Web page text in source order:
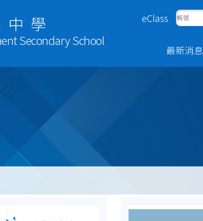
學
Secondary School
eClass
最新消息